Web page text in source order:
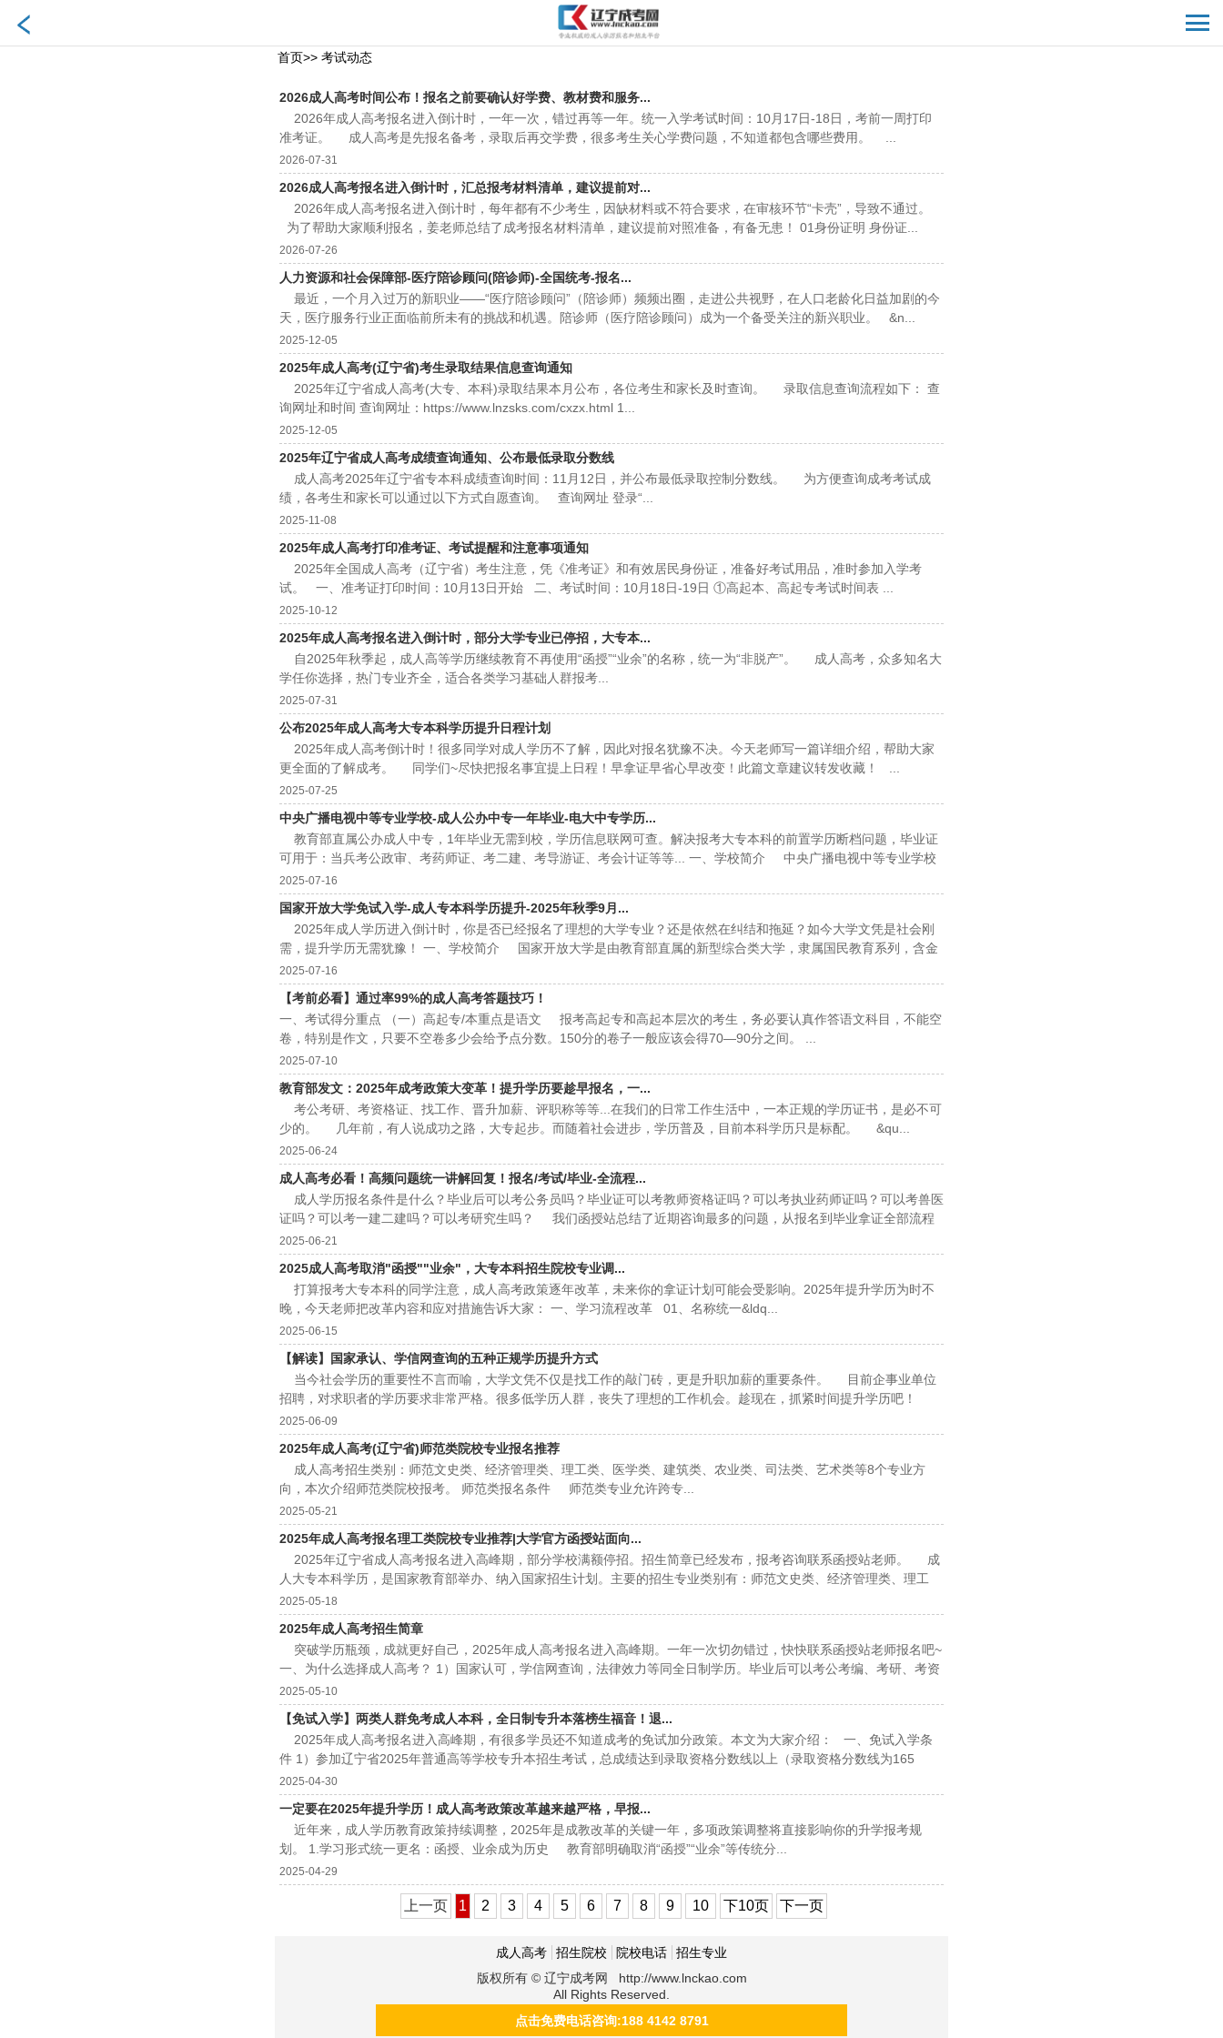
首页>> 考试动态
2026成人高考时间公布！报名之前要确认好学费、教材费和服务...
2026年成人高考报名进入倒计时，一年一次，错过再等一年。统一入学考试时间：10月17日-18日，考前一周打印
准考证。 成人高考是先报名备考，录取后再交学费，很多考生关心学费问题，不知道都包含哪些费用。 ...
2026-07-31
2026成人高考报名进入倒计时，汇总报考材料清单，建议提前对...
2026年成人高考报名进入倒计时，每年都有不少考生，因缺材料或不符合要求，在审核环节“卡壳”，导致不通过。
为了帮助大家顺利报名，姜老师总结了成考报名材料清单，建议提前对照准备，有备无患！ 01身份证明 身份证...
2026-07-26
人力资源和社会保障部-医疗陪诊顾问(陪诊师)-全国统考-报名...
最近，一个月入过万的新职业——“医疗陪诊顾问”（陪诊师）频频出圈，走进公共视野，在人口老龄化日益加剧的今
天，医疗服务行业正面临前所未有的挑战和机遇。陪诊师（医疗陪诊顾问）成为一个备受关注的新兴职业。 &n...
2025-12-05
2025年成人高考(辽宁省)考生录取结果信息查询通知
2025年辽宁省成人高考(大专、本科)录取结果本月公布，各位考生和家长及时查询。 录取信息查询流程如下： 查
询网址和时间 查询网址：https://www.lnzsks.com/cxzx.html 1...
2025-12-05
2025年辽宁省成人高考成绩查询通知、公布最低录取分数线
成人高考2025年辽宁省专本科成绩查询时间：11月12日，并公布最低录取控制分数线。 为方便查询成考考试成
绩，各考生和家长可以通过以下方式自愿查询。 查询网址 登录“...
2025-11-08
2025年成人高考打印准考证、考试提醒和注意事项通知
2025年全国成人高考（辽宁省）考生注意，凭《准考证》和有效居民身份证，准备好考试用品，准时参加入学考
试。 一、准考证打印时间：10月13日开始 二、考试时间：10月18日-19日 ①高起本、高起专考试时间表 ...
2025-10-12
2025年成人高考报名进入倒计时，部分大学专业已停招，大专本...
自2025年秋季起，成人高等学历继续教育不再使用“函授”“业余”的名称，统一为“非脱产”。 成人高考，众多知名大
学任你选择，热门专业齐全，适合各类学习基础人群报考...
2025-07-31
公布2025年成人高考大专本科学历提升日程计划
2025年成人高考倒计时！很多同学对成人学历不了解，因此对报名犹豫不决。今天老师写一篇详细介绍，帮助大家
更全面的了解成考。 同学们~尽快把报名事宜提上日程！早拿证早省心早改变！此篇文章建议转发收藏！ ...
2025-07-25
中央广播电视中等专业学校-成人公办中专一年毕业-电大中专学历...
教育部直属公办成人中专，1年毕业无需到校，学历信息联网可查。解决报考大专本科的前置学历断档问题，毕业证
可用于：当兵考公政审、考药师证、考二建、考导游证、考会计证等等... 一、学校简介 中央广播电视中等专业学校
（中央电中）&...
2025-07-16
国家开放大学免试入学-成人专本科学历提升-2025年秋季9月...
2025年成人学历进入倒计时，你是否已经报名了理想的大学专业？还是依然在纠结和拖延？如今大学文凭是社会刚
需，提升学历无需犹豫！ 一、学校简介 国家开放大学是由教育部直属的新型综合类大学，隶属国民教育系列，含金
量高，学信网查询...
2025-07-16
【考前必看】通过率99%的成人高考答题技巧！
一、考试得分重点 （一）高起专/本重点是语文 报考高起专和高起本层次的考生，务必要认真作答语文科目，不能空
卷，特别是作文，只要不空卷多少会给予点分数。150分的卷子一般应该会得70—90分之间。 ...
2025-07-10
教育部发文：2025年成考政策大变革！提升学历要趁早报名，一...
考公考研、考资格证、找工作、晋升加薪、评职称等等...在我们的日常工作生活中，一本正规的学历证书，是必不可
少的。 几年前，有人说成功之路，大专起步。而随着社会进步，学历普及，目前本科学历只是标配。 &qu...
2025-06-24
成人高考必看！高频问题统一讲解回复！报名/考试/毕业-全流程...
成人学历报名条件是什么？毕业后可以考公务员吗？毕业证可以考教师资格证吗？可以考执业药师证吗？可以考兽医
证吗？可以考一建二建吗？可以考研究生吗？ 我们函授站总结了近期咨询最多的问题，从报名到毕业拿证全部流程
解答。 ...
2025-06-21
2025成人高考取消"函授""业余"，大专本科招生院校专业调...
打算报考大专本科的同学注意，成人高考政策逐年改革，未来你的拿证计划可能会受影响。2025年提升学历为时不
晚，今天老师把改革内容和应对措施告诉大家： 一、学习流程改革 01、名称统一&ldq...
2025-06-15
【解读】国家承认、学信网查询的五种正规学历提升方式
当今社会学历的重要性不言而喻，大学文凭不仅是找工作的敲门砖，更是升职加薪的重要条件。 目前企事业单位
招聘，对求职者的学历要求非常严格。很多低学历人群，丧失了理想的工作机会。趁现在，抓紧时间提升学历吧！
一、学历提升5种方式 1...
2025-06-09
2025年成人高考(辽宁省)师范类院校专业报名推荐
成人高考招生类别：师范文史类、经济管理类、理工类、医学类、建筑类、农业类、司法类、艺术类等8个专业方
向，本次介绍师范类院校报考。 师范类报名条件 师范类专业允许跨专...
2025-05-21
2025年成人高考报名理工类院校专业推荐|大学官方函授站面向...
2025年辽宁省成人高考报名进入高峰期，部分学校满额停招。招生简章已经发布，报考咨询联系函授站老师。 成
人大专本科学历，是国家教育部举办、纳入国家招生计划。主要的招生专业类别有：师范文史类、经济管理类、理工
类、医学类、建筑类、农业类、司法...
2025-05-18
2025年成人高考招生简章
突破学历瓶颈，成就更好自己，2025年成人高考报名进入高峰期。一年一次切勿错过，快快联系函授站老师报名吧~
一、为什么选择成人高考？ 1）国家认可，学信网查询，法律效力等同全日制学历。毕业后可以考公考编、考研、考资
格证、求职、晋升评职称、出国留学、积分落户等......
2025-05-10
【免试入学】两类人群免考成人本科，全日制专升本落榜生福音！退...
2025年成人高考报名进入高峰期，有很多学员还不知道成考的免试加分政策。本文为大家介绍： 一、免试入学条
件 1）参加辽宁省2025年普通高等学校专升本招生考试，总成绩达到录取资格分数线以上（录取资格分数线为165
分），未被普通高校录取，报考...
2025-04-30
一定要在2025年提升学历！成人高考政策改革越来越严格，早报...
近年来，成人学历教育政策持续调整，2025年是成教改革的关键一年，多项政策调整将直接影响你的升学报考规
划。 1.学习形式统一更名：函授、业余成为历史 教育部明确取消“函授”“业余”等传统分...
2025-04-29
上一页 1 2 3 4 5 6 7 8 9 10 下10页 下一页
成人高考 招生院校 院校电话
招生专业
版权所有 © 辽宁成考网 http://www.lnckao.com
All Rights Reserved.
点击免费电话咨询:188 4142 8791